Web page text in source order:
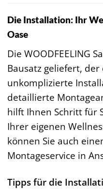
Die Installation: Ihr
Oase
Die WOODFEELING
Bausatz geliefert,
unkomplizierte
detaillierte
hilft Ihnen Schritt für
Ihrer eigenen
können Sie auch
Montageservice in
Tipps für die